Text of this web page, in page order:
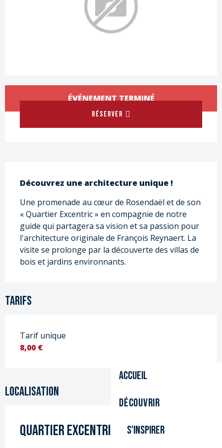
Accueil
Découvrir
S'inspirer
Ouverture et coordonnées
ÉVÉNEMENT TERMINÉ
RÉSERVER
Description
Découvrez une architecture unique !
Une promenade au cœur de Rosendaël et de son
« Quartier Excentric » en compagnie de notre
guide qui partagera sa vision et sa passion pour
l'architecture originale de François Reynaert. La
visite se prolonge par la découverte des villas de
bois et jardins environnants.
Tarifs
Tarif unique
8,00 €
Localisation
QUARTIER EXCENTRIC, LE BIEN NOMMÉ!.